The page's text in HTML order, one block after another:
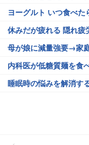
ヨーグルト いつ食べた
休みだが疲れる 隠れ疲
母が娘に減量強要→家
内科医が低糖質麺を食
睡眠時の悩みを解消す